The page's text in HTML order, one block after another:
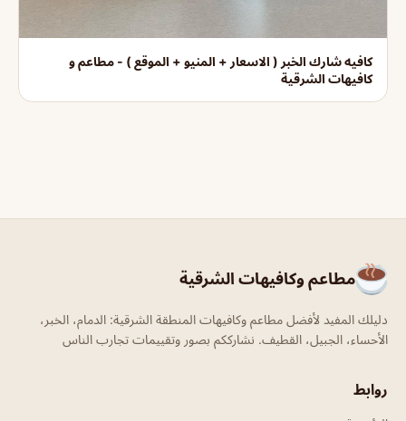
كافيه شارك الخبر ( الاسعار + المنيو + الموقع ) - مطاعم و
كافيهات الشرقية
مطاعم وكافيهات الشرقية
دليلك المفيد لأفضل مطاعم وكافيهات المنطقة الشرقية: الدمام، الخبر،
الأحساء، الجبيل، القطيف. نشارككم بصور وتقييمات تجارب الناس
روابط